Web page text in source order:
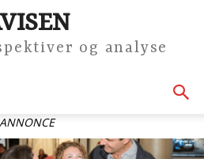
og analyse
ANNONCE